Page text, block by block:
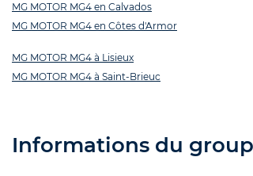
MG MOTOR MG4 en Calvados
MG MOTOR MG4 en Côtes d'Armor
MG MOTOR MG4 à Lisieux
MG MOTOR MG4 à Saint-Brieuc
Informations du